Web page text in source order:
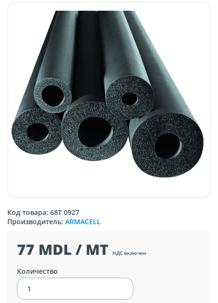
Код товара: 68T 0927
Производитель: ARMACELL
77 MDL / MT НДС включен
Количество